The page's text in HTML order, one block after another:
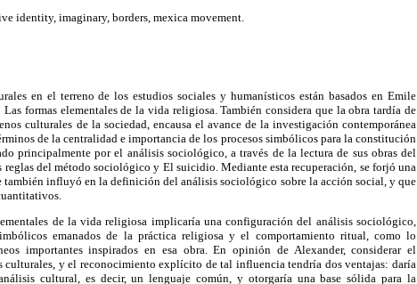
identity, imaginary, borders, mexica movement.
en el terreno de los estudios sociales y humanísticos están basados en Emile
formas elementales de la vida religiosa. También considera que la obra tardía de
culturales de la sociedad, encausa el avance de la investigación contemporánea
de la centralidad e importancia de los procesos simbólicos para la constitución
principalmente por el análisis sociológico, a través de la lectura de sus obras del
del método sociológico y El suicidio. Mediante esta recuperación, se forjó una
también influyó en la definición del análisis sociológico sobre la acción social, y que
de la vida religiosa implicaría una configuración del análisis sociológico,
emanados de la práctica religiosa y el comportamiento ritual, como lo
importantes inspirados en esa obra. En opinión de Alexander, considerar el
culturales, y el reconocimiento explícito de tal influencia tendría dos ventajas: daría
cultural, es decir, un lenguaje común, y otorgaría una base sólida para la